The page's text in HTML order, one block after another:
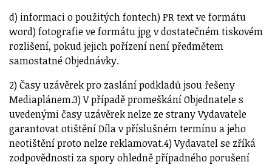
d) informaci o použitých fontech) PR text ve formátu
word) fotografie ve formátu jpg v dostatečném tiskovém
rozlišení, pokud jejich pořízení není předmětem
samostatné Objednávky.
2) Časy uzávěrek pro zaslání podkladů jsou řešeny
Mediaplánem.3) V případě promeškání Objednatele s
uvedenými časy uzávěrek nelze ze strany Vydavatele
garantovat otištění Díla v příslušném termínu a jeho
neotištění proto nelze reklamovat.4) Vydavatel se zříká
zodpovědnosti za spory ohledně případného porušení